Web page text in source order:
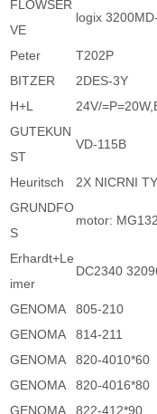
FLOWSER
VE
logix
Peter
T202P
BITZER
2DES-3Y
H+L
24V/
GUTEKUN
ST
VD-115B
Heuritsch
2X NICRNI
GRUNDFO
S
motor:
Erhardt+Le
imer
DC2340
GENOMA
805-210
GENOMA
814-211
GENOMA
820-4010*60
GENOMA
820-4016*80
GENOMA
822-412*90